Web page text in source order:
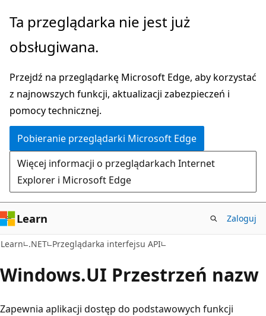
Przejdź
głównej
Przejdź
nawigacji
stronie
Ta przeglądarka nie jest już
obsługiwana.
Przejdź na przeglądarkę Microsoft Edge, aby korzystać
z najnowszych funkcji, aktualizacji zabezpieczeń i
pomocy technicznej.
Pobieranie przeglądarki Microsoft Edge
Więcej informacji o przeglądarkach Internet
Explorer i Microsoft Edge
Learn Zaloguj
Learn .NET Przeglądarka interfejsu API
Windows.UI Przestrzeń nazw
Zapewnia aplikacji dostęp do podstawowych funkcji